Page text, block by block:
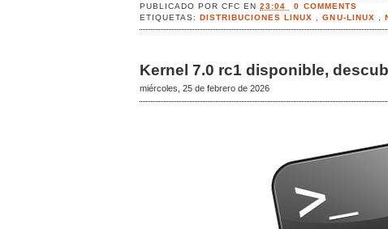
PUBLICADO PORCFCEN23:04 0 COMMENTS
ETIQUETAS:DISTRIBUCIONES LINUX ,GNU-LINUX
Kernel 7.0 rc1 disponible,
miércoles, 25 de febrero de 2026